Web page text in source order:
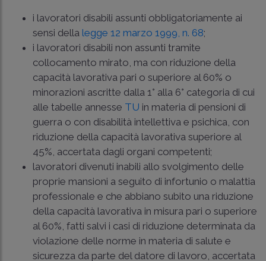
i lavoratori disabili assunti obbligatoriamente ai
sensi della legge 12 marzo 1999, n. 68;
i lavoratori disabili non assunti tramite
collocamento mirato, ma con riduzione della
capacità lavorativa pari o superiore al 60% o
minorazioni ascritte dalla 1° alla 6° categoria di cui
alle tabelle annesse TU in materia di pensioni di
guerra o con disabilità intellettiva e psichica, con
riduzione della capacità lavorativa superiore al
45%, accertata dagli organi competenti;
lavoratori divenuti inabili allo svolgimento delle
proprie mansioni a seguito di infortunio o malattia
professionale e che abbiano subito una riduzione
della capacità lavorativa in misura pari o superiore
al 60%, fatti salvi i casi di riduzione determinata da
violazione delle norme in materia di salute e
sicurezza da parte del datore di lavoro, accertata